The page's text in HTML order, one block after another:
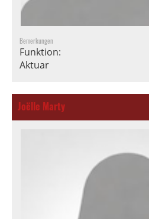
Bemerkungen
Funktion:
Aktuar
Joëlle Marty